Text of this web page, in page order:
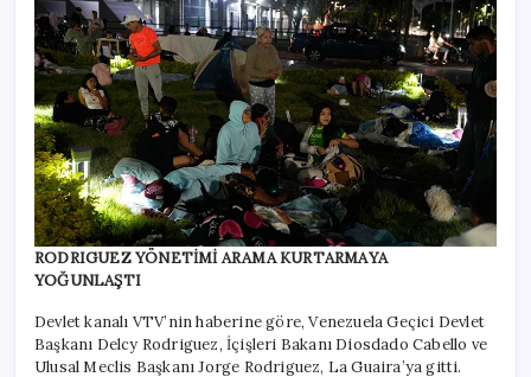
RODRIGUEZ YÖNETİMİ ARAMA KURTARMAYA
YOĞUNLAŞTI
Devlet kanalı VTV’nin haberine göre, Venezuela Geçici Devlet
Başkanı Delcy Rodriguez, İçişleri Bakanı Diosdado Cabello ve
Ulusal Meclis Başkanı Jorge Rodriguez, La Guaira’ya gitti.